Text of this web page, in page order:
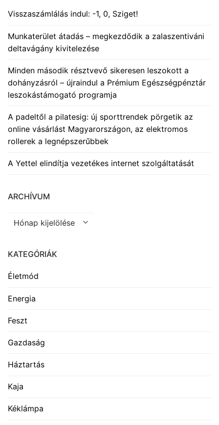
Visszaszámlálás indul: -1, 0, Sziget!
Munkaterület átadás – megkezdődik a zalaszentiváni
deltavágány kivitelezése
Minden második résztvevő sikeresen leszokott a
dohányzásról – újraindul a Prémium Egészségpénztár
leszokástámogató programja
A padeltől a pilatesig: új sporttrendek pörgetik az
online vásárlást Magyarországon, az elektromos
rollerek a legnépszerűbbek
A Yettel elindítja vezetékes internet szolgáltatását
ARCHÍVUM
Archívum
KATEGÓRIÁK
Életmód
Energia
Feszt
Gazdaság
Háztartás
Kaja
Kéklámpa